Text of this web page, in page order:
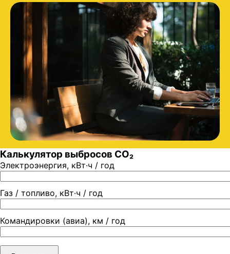
Калькулятор выбросов CO₂
Электроэнергия, кВт·ч / год
Газ / топливо, кВт·ч / год
Командировки (авиа), км / год